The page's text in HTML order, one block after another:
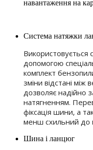
навантаження на
Система натяжки
Використовується
допомогою
комплект
зміни відстані
дозволяє надійно
натягненням.
фіксація шини, а
менш схильний до
Шина і ланцюг